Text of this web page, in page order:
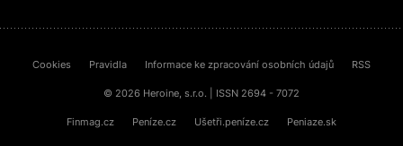
Cookies Pravidla Informace ke zpracování osobních údajů RSS
© 2026 Heroine, s.r.o. | ISSN 2694 - 7072
Finmag.cz Peníze.cz Ušetři.peníze.cz Peniaze.sk